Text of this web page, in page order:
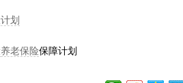
划
养老保险保障计划